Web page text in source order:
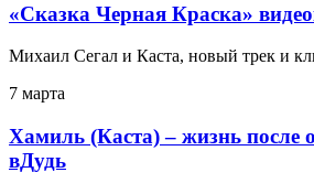
«Сказка Черная Краска»
Михаил Сегал и Каста, новый трек и
7 марта
Хамиль (Каста) – жизнь после
вДудь